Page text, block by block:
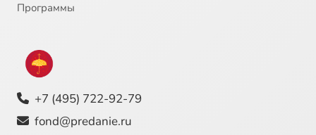
Программы
+7 (495) 722-92-79
fond@predanie.ru